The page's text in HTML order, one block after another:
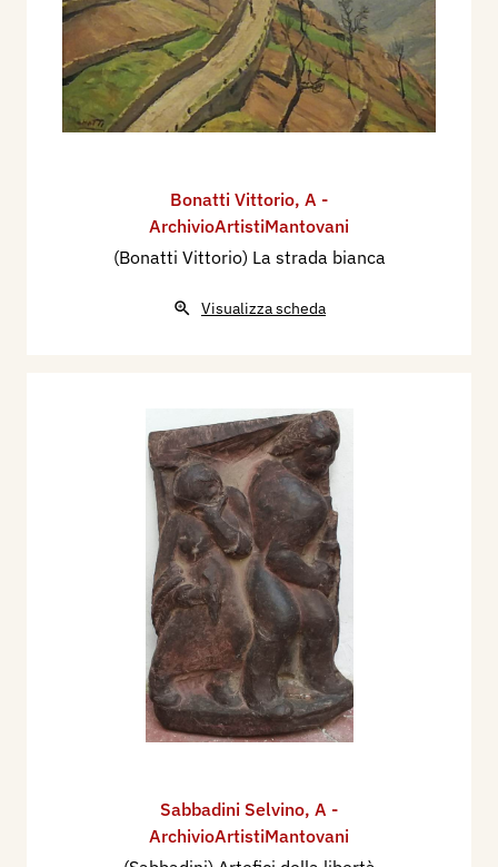
Bonatti Vittorio, A -
ArchivioArtistiMantovani
(Bonatti Vittorio) La strada bianca
Visualizza scheda
Sabbadini Selvino, A -
ArchivioArtistiMantovani